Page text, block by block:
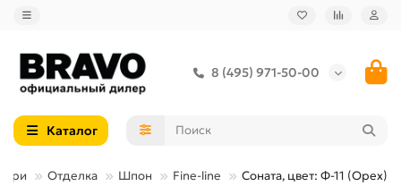
8 (495) 971-50-00
Каталог
Отделка Шпон Fine-line Соната, цвет: Ф-11 (Орех)